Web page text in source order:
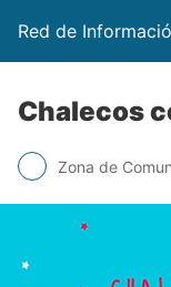
Red de
Chalecos
Zona de